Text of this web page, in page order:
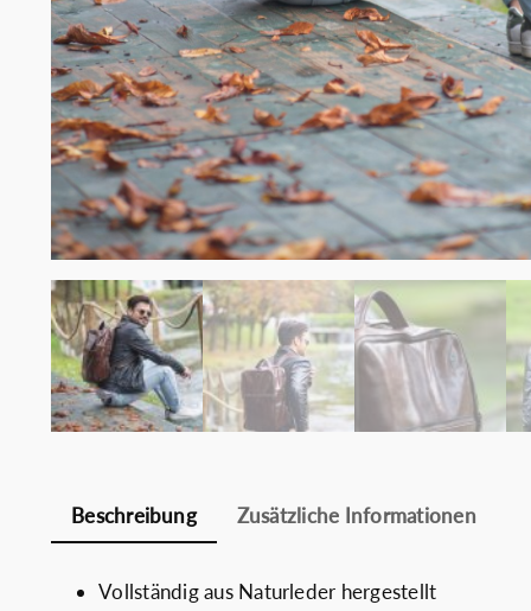
Beschreibung Zusätzliche Informationen
Vollständig aus Naturleder hergestellt